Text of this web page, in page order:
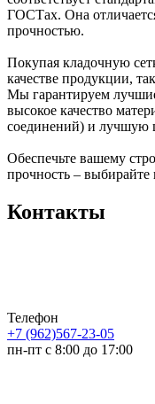
ГОСТах. Она
прочностью.
Покупая кладочную
качестве продукции,
Мы гарантируем
высокое качество
соединений) и лучшую
Обеспечьте вашему
прочность – выбирайте
Контакты
Телефон
+7 (962)567-23-05
пн-пт с 8:00 до 17:00